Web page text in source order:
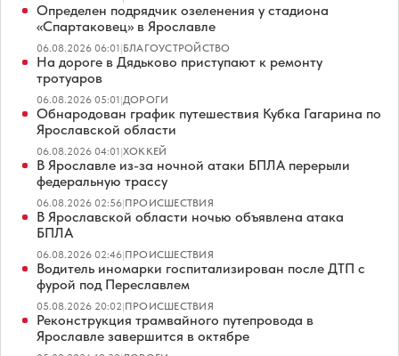
Определен подрядчик озеленения у стадиона
«Спартаковец» в Ярославле
06.08.2026 06:01|БЛАГОУСТРОЙСТВО
На дороге в Дядьково приступают к ремонту
тротуаров
06.08.2026 05:01|ДОРОГИ
Обнародован график путешествия Кубка Гагарина по
Ярославской области
06.08.2026 04:01|ХОККЕЙ
В Ярославле из-за ночной атаки БПЛА перерыли
федеральную трассу
06.08.2026 02:56|ПРОИСШЕСТВИЯ
В Ярославской области ночью объявлена атака
БПЛА
06.08.2026 02:46|ПРОИСШЕСТВИЯ
Водитель иномарки госпитализирован после ДТП с
фурой под Переславлем
05.08.2026 20:02|ПРОИСШЕСТВИЯ
Реконструкция трамвайного путепровода в
Ярославле завершится в октябре